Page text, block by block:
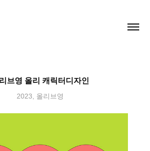
브영 올리 캐릭터디자인
2023, 올리브영